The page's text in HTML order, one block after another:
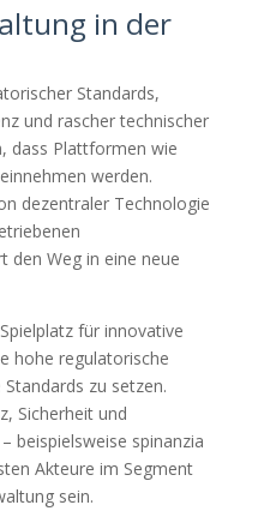
in der
Standards,
und rascher technischer
dass Plattformen wie
werden.
dezentraler Technologie
den Weg in eine neue
für innovative
hohe regulatorische
zu setzen.
Sicherheit und
beispielsweise spinanzia
Akteure im Segment
sein.